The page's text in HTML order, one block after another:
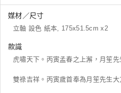
媒材／尺寸
立軸 設色 紙本, 175x51.5cm x2
款識
虎嘯天下。丙寅孟春之上澥，月笙先
雙祿吉祥。丙寅歲首奉為月笙先生大